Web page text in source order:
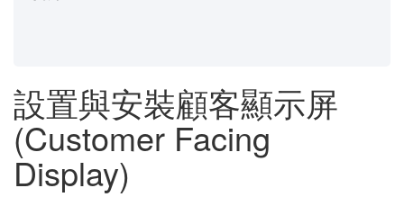
設置與安裝顧客顯示屏
(Customer Facing
Display)